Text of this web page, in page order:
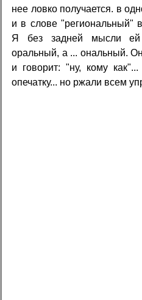
нее ловко получается. в
и в слове "региональный"
Я без задней мысли
оральный, а ... ональный.
и говорит: "ну, кому
опечатку... но ржали всем